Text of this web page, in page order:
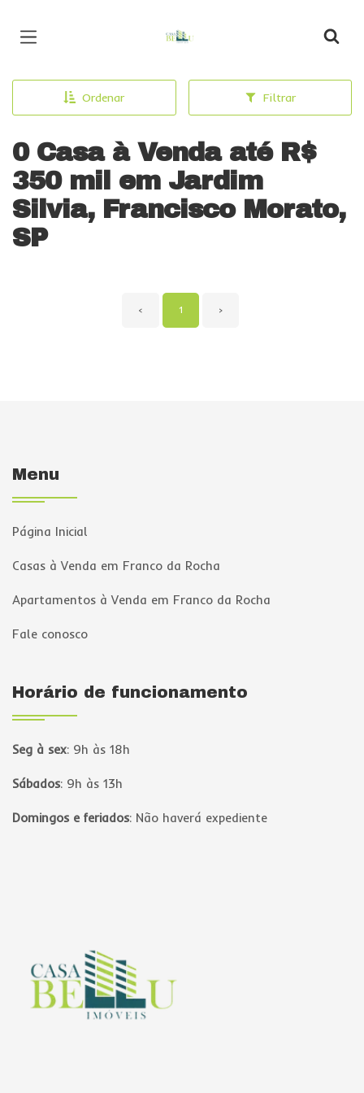
Ordenar Filtrar
0 Casa à Venda até R$
350 mil em Jardim
Silvia, Francisco Morato,
SP
‹ 1 ›
Menu
Página Inicial
Casas à Venda em Franco da Rocha
Apartamentos à Venda em Franco da Rocha
Fale conosco
Horário de funcionamento
Seg à sex: 9h às 18h
Sábados: 9h às 13h
Domingos e feriados: Não haverá expediente